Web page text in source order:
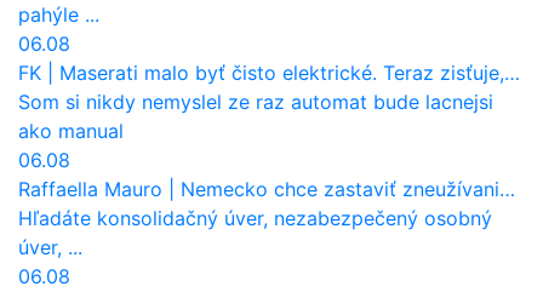
pahýle ...
06.08
FK
Maserati malo byť čisto elektrické. Teraz zisťuje, že potrebuje nový osemvalcový motor
Som si nikdy nemyslel ze raz automat bude lacnejsi
ako manual
06.08
Raffaella Mauro
Nemecko chce zastaviť zneužívanie dotácií na elektromobily. Pritvrdí pravidlá
Hľadáte konsolidačný úver, nezabezpečený osobný
úver, ...
06.08